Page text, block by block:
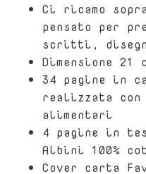
Ci ricamo
pensato per
scritti,
Dimensione 21
34 pagine in
realizzata
alimentari
4 pagine in
Albini 100%
Cover carta